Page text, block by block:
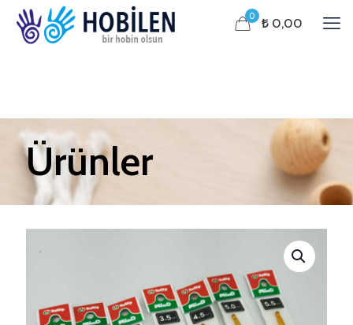
0 ₺ 0,00
Ürünler